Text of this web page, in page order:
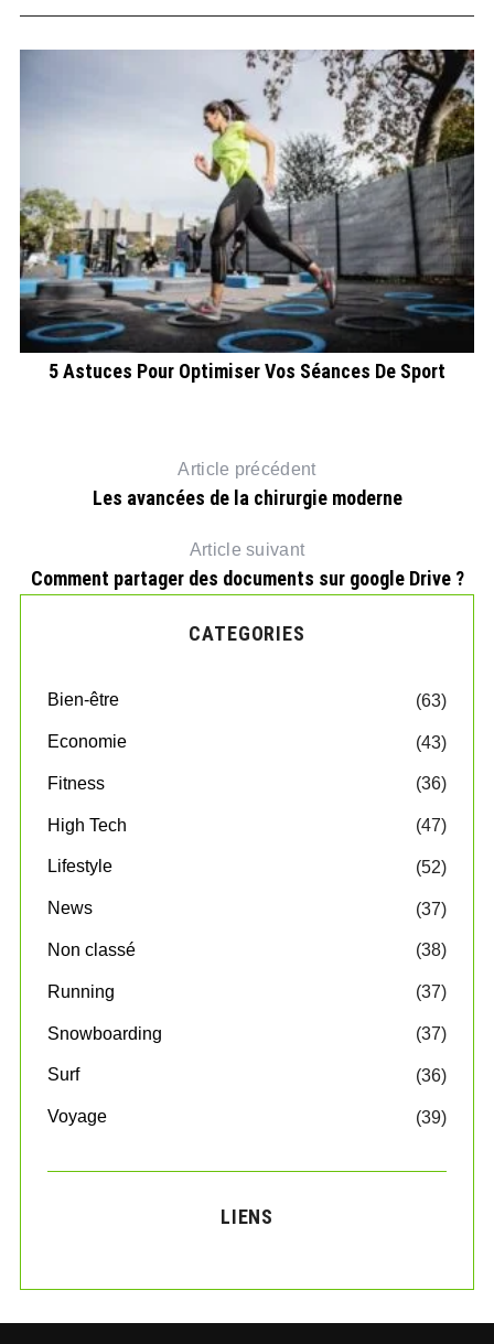
5 Astuces Pour Optimiser Vos Séances De Sport
Article précédent
Les avancées de la chirurgie moderne
Article suivant
Comment partager des documents sur google Drive ?
CATEGORIES
Bien-être (63)
Economie (43)
Fitness (36)
High Tech (47)
Lifestyle (52)
News (37)
Non classé (38)
Running (37)
Snowboarding (37)
Surf (36)
Voyage (39)
LIENS